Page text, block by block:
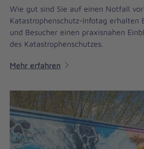
Wie gut sind Sie auf einen Notfall
Katastrophenschutz-Infotag erhalten
und Besucher einen praxisnahen
des Katastrophenschutzes.
Mehr erfahren